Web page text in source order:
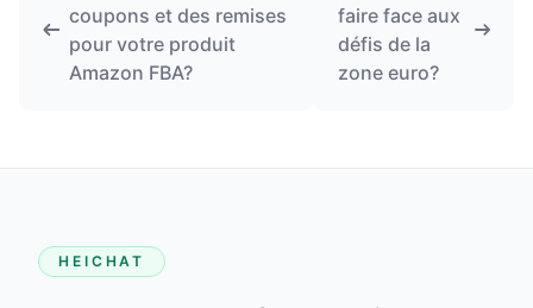
coupons et des remises
pour votre produit
Amazon FBA?
faire face aux
défis de la
zone euro?
HEICHAT